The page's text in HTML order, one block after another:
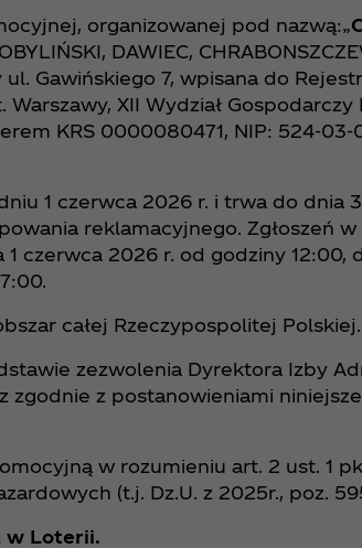
organizowanej pod nazwą:„
DAWIEC,
Gawińskiego 7, wpisana do
XII Wydział Gospodarczy
KRS 0000080471, NIP: 524-03-
1 czerwca 2026 r. i trwa do dnia
reklamacyjnego. Zgłoszeń
czerwca 2026 r. od godziny 12:00,
całej Rzeczypospolitej Polskiej.
zezwolenia Dyrektora Izby
zgodnie z postanowieniami
w rozumieniu art. 2 ust. 1
(t.j. Dz.U. z 2025r., poz.
Loterii.